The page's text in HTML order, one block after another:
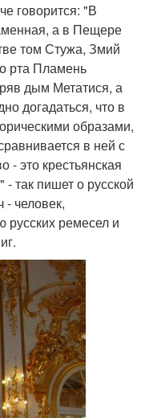
говорится: "В
а в Пещере
том Стужа, Змий
рта Пламень
дым Метатися, а
догадаться, что в
образами,
в ней с
- это крестьянская
- так пишет о русской
человек,
русских ремесел и